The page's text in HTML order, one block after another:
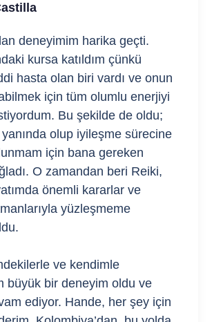
deneyimim harika geçti.
kursa katıldım çünkü
hasta olan biri vardı ve onun
için tüm olumlu enerjiyi
Bu şekilde de oldu;
olup iyileşme sürecine
için bana gereken
O zamandan beri Reiki,
önemli kararlar ve
yüzleşmeme
ve kendimle
büyük bir deneyim oldu ve
ediyor. Hande, her şey için